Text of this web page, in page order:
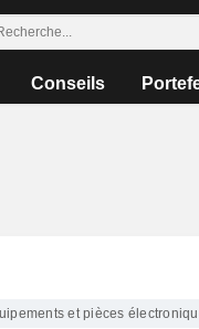
Conseils
et pièces